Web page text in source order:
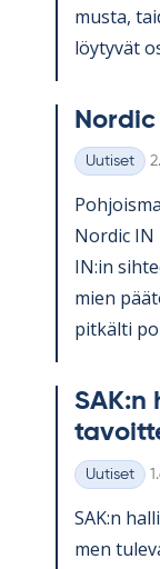
musta,
löy­ty­vät
Kategoriat
Uutiset
Nor­dic IN
IN:in
mien
pit­kälti
SAK:n
Kategoriat
Uutiset
SAK:n
men